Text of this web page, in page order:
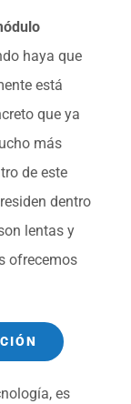
haya que
está
que ya
más
de este
dentro
lentas y
ofrecemos
es